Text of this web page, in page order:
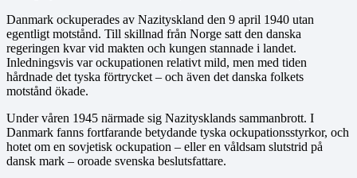
Danmark ockuperades av Nazityskland den 9 april 1940 utan
egentligt motstånd. Till skillnad från Norge satt den danska
regeringen kvar vid makten och kungen stannade i landet.
Inledningsvis var ockupationen relativt mild, men med tiden
hårdnade det tyska förtrycket – och även det danska folkets
motstånd ökade.
Under våren 1945 närmade sig Nazitysklands sammanbrott. I
Danmark fanns fortfarande betydande tyska ockupationsstyrkor, och
hotet om en sovjetisk ockupation – eller en våldsam slutstrid på
dansk mark – oroade svenska beslutsfattare.